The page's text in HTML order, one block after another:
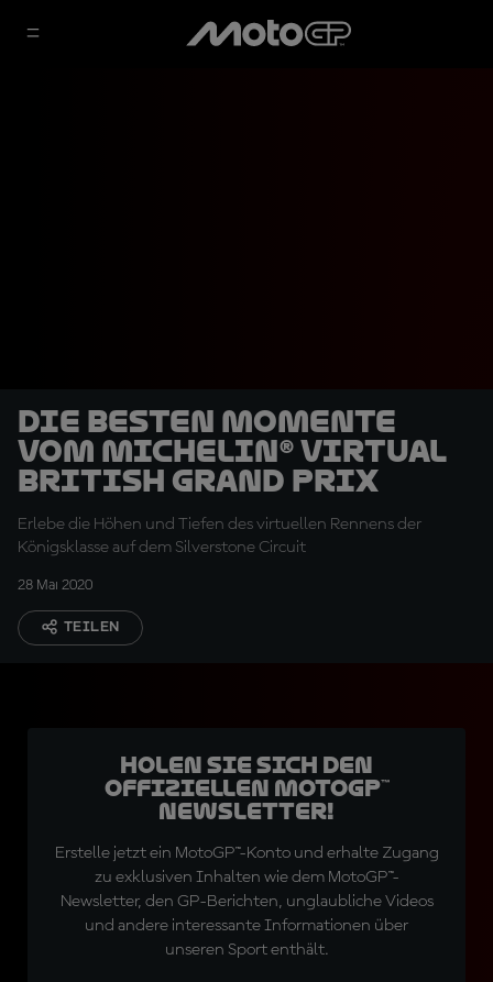
Die besten Momente
vom Michelin® Virtual
British Grand Prix
Erlebe die Höhen und Tiefen des virtuellen Rennens der
Königsklasse auf dem Silverstone Circuit
28 Mai 2020
TEILEN
Holen Sie sich den
offiziellen MotoGP™
Newsletter!
Erstelle jetzt ein MotoGP™-Konto und erhalte Zugang
zu exklusiven Inhalten wie dem MotoGP™-
Newsletter, den GP-Berichten, unglaubliche Videos
und andere interessante Informationen über
unseren Sport enthält.